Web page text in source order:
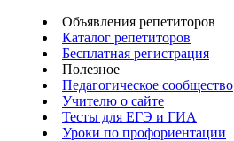
Объявления репетиторов
Каталог репетиторов
Бесплатная регистрация
Полезное
Педагогическое сообщество
Учителю о сайте
Тесты для ЕГЭ и ГИА
Уроки по профориентации